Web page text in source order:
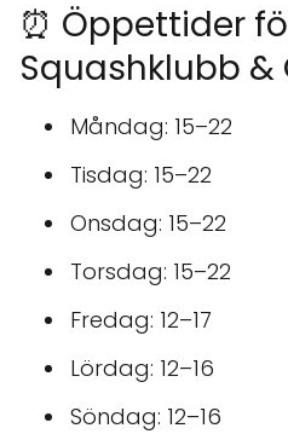
⏰ Öppettider
Squashklubb &
Måndag: 15–22
Tisdag: 15–22
Onsdag: 15–22
Torsdag: 15–22
Fredag: 12–17
Lördag: 12–16
Söndag: 12–16